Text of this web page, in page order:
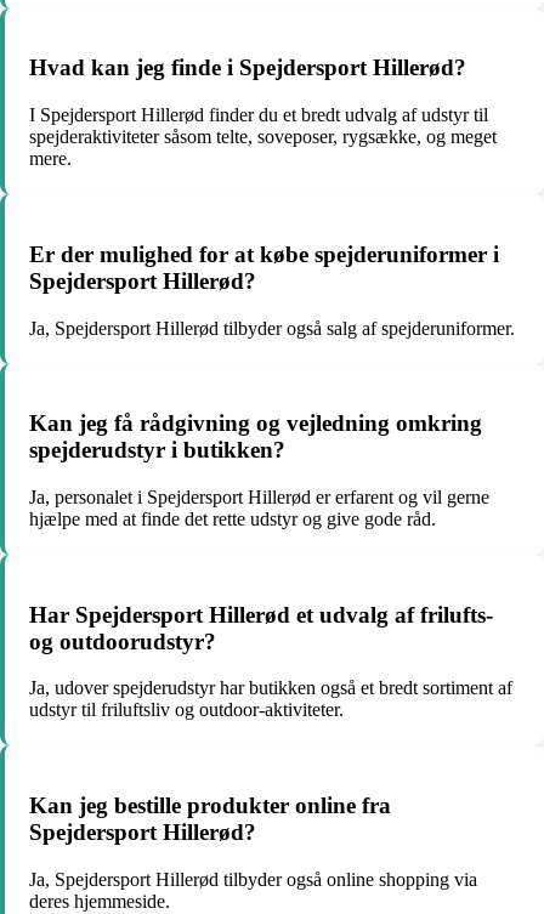
Hvad kan jeg finde i Spejdersport Hillerød?
I Spejdersport Hillerød finder du et bredt udvalg af udstyr til
spejderaktiviteter såsom telte, soveposer, rygsække, og meget
mere.
Er der mulighed for at købe spejderuniformer i
Spejdersport Hillerød?
Ja, Spejdersport Hillerød tilbyder også salg af spejderuniformer.
Kan jeg få rådgivning og vejledning omkring
spejderudstyr i butikken?
Ja, personalet i Spejdersport Hillerød er erfarent og vil gerne
hjælpe med at finde det rette udstyr og give gode råd.
Har Spejdersport Hillerød et udvalg af frilufts-
og outdoorudstyr?
Ja, udover spejderudstyr har butikken også et bredt sortiment af
udstyr til friluftsliv og outdoor-aktiviteter.
Kan jeg bestille produkter online fra
Spejdersport Hillerød?
Ja, Spejdersport Hillerød tilbyder også online shopping via
deres hjemmeside.